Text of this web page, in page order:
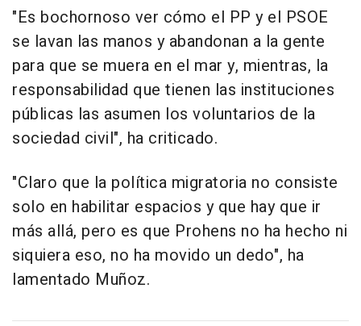
"Es bochornoso ver cómo el PP y el PSOE
se lavan las manos y abandonan a la gente
para que se muera en el mar y, mientras, la
responsabilidad que tienen las instituciones
públicas las asumen los voluntarios de la
sociedad civil", ha criticado.
"Claro que la política migratoria no consiste
solo en habilitar espacios y que hay que ir
más allá, pero es que Prohens no ha hecho ni
siquiera eso, no ha movido un dedo", ha
lamentado Muñoz.